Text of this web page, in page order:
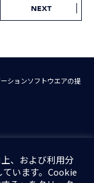
NEXT
ションソフトウエアの提
、および利用分
います。Cookie